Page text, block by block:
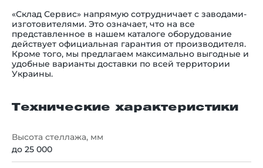
«Склад Сервис» напрямую сотрудничает с заводами-
изготовителями. Это означает, что на все
представленное в нашем каталоге оборудование
действует официальная гарантия от производителя.
Кроме того, мы предлагаем максимально выгодные и
удобные варианты доставки по всей территории
Украины.
Технические характеристики
Высота стеллажа, мм
до 25 000